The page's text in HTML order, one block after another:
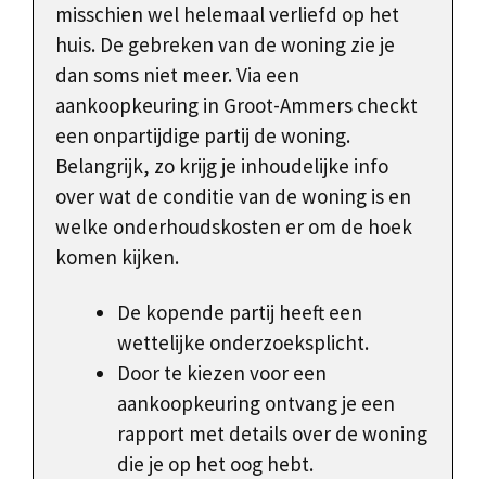
misschien wel helemaal verliefd op het
huis. De gebreken van de woning zie je
dan soms niet meer. Via een
aankoopkeuring in Groot-Ammers checkt
een onpartijdige partij de woning.
Belangrijk, zo krijg je inhoudelijke info
over wat de conditie van de woning is en
welke onderhoudskosten er om de hoek
komen kijken.
De kopende partij heeft een
wettelijke onderzoeksplicht.
Door te kiezen voor een
aankoopkeuring ontvang je een
rapport met details over de woning
die je op het oog hebt.